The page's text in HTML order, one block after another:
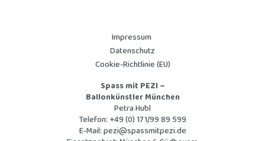
Impressum
Datenschutz
Cookie-Richtlinie (EU)
Spass mit PEZI –
Ballonkünstler München
Petra Hubl
Telefon: +49 (0) 171/99 89 599
E-Mail:pezi@spassmitpezi.de